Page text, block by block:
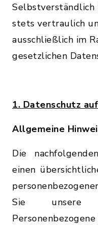
Selbstverständlich
stets vertraulich
ausschließlich im
gesetzlichen
1. Datenschutz
Allgemeine
Die
einen
Sie unsere